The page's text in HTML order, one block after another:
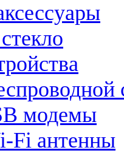
модемы
Fi антенны